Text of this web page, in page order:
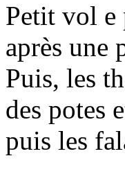
Petit vol e
après une
Puis, les
des potes
puis les